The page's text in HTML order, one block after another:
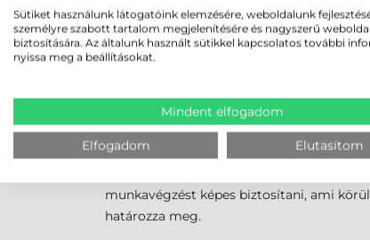
Van-e olyan speciális optika,
Igen, a Datalogic PowerScan PBT9600
A PBT9600 termékcsalád HD (High-
vonalkódok hatékony és pontos
Milyen hosszú az akkumulátor
A Datalogic PowerScan PBT9600
élettartama változhat a használat
munkavégzést képes biztosítani, ami
határozza meg.
Sütiket használunk látogatóink elemzésére, weboldalunk
személyre szabott tartalom megjelenítésére és nagyszerű
biztosítására. Az általunk használt sütikkel kapcsolatos további
nyissa meg a beállításokat.
Mindent elfogadom
Elfogadom Elutasítom